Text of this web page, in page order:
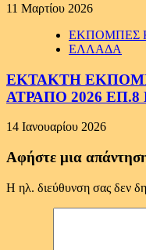
11 Μαρτίου 2026
ΕΚΠΟΜΠΕΣ
ΕΛΛΑΔΑ
ΕΚΤΑΚΤΗ
ΑΤΡΑΠΟ 2026 ΕΠ.8
14 Ιανουαρίου 2026
Αφήστε μια
Η ηλ. διεύθυνση σας δεν